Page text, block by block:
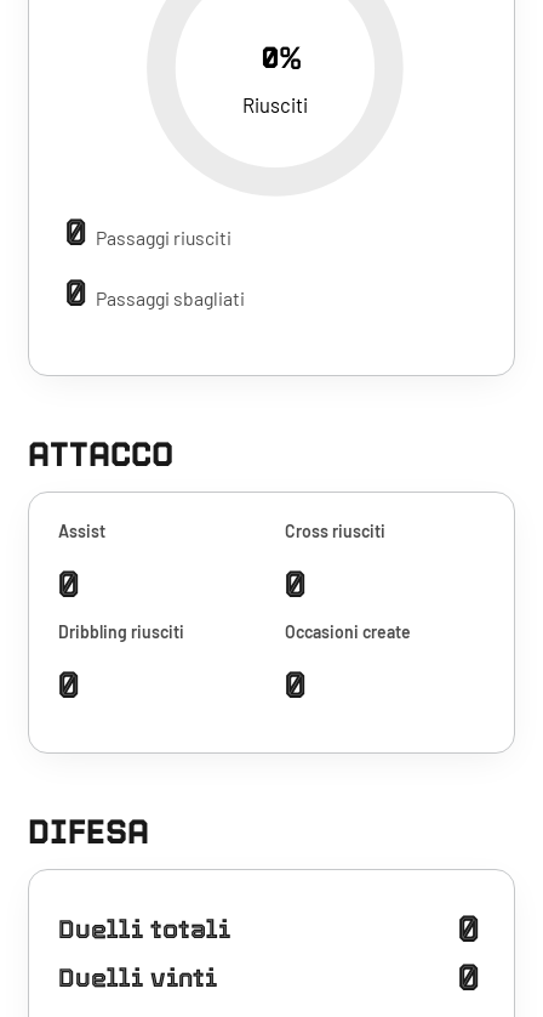
0%
Riusciti
0 Passaggi riusciti
0 Passaggi sbagliati
ATTACCO
Assist
0
Cross riusciti
0
Dribbling riusciti
0
Occasioni create
0
DIFESA
Duelli totali 0
Duelli vinti 0